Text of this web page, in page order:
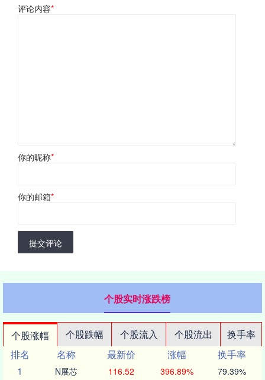
评论内容*
你的昵称*
你的邮箱*
提交评论
个股实时涨跌榜
个股涨幅 个股跌幅 个股流入 个股流出
换手率
排名
名称 最新价 涨幅
换手率
1
N展芯 116.52 396.89% 79.39%